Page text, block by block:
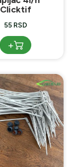
Clicktif
55 RSD
+